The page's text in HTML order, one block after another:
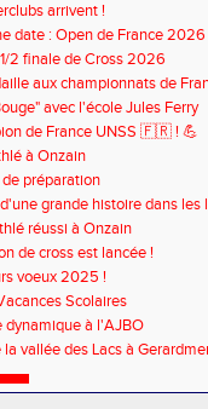
arrivent !
date : Open de France 2026
2 finale de Cross 2026
aux championnats de
avec l'école Jules Ferry
de France UNSS 🇫🇷 ! 💪
à Onzain
préparation
grande histoire dans les
réussi à Onzain
de cross est lancée !
voeux 2025 !
Scolaires
dynamique à l'AJBO
la vallée des Lacs à